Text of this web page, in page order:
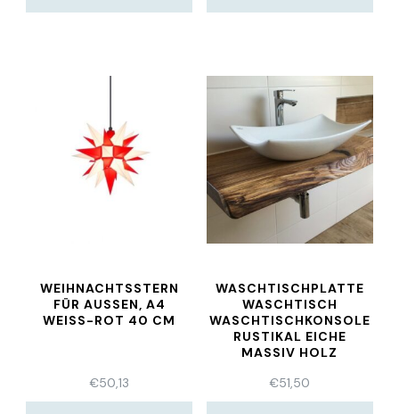
WEIHNACHTSSTERN
FÜR AUSSEN, A4 W
EISS-ROT 40 CM
€50,13
WASCHTISCHPLATTE
WASCHTISCH
WASCHTISCHKONSOLE
RUSTIKAL EICHE
MASSIV HOLZ
€51,50